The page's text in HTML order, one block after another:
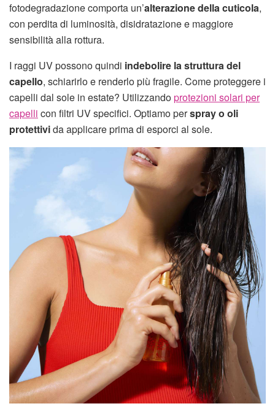
fotodegradazione comporta un’alterazione della cuticola,
con perdita di luminosità, disidratazione e maggiore
sensibilità alla rottura.
I raggi UV possono quindi indebolire la struttura del
capello, schiarirlo e renderlo più fragile. Come proteggere i
capelli dal sole in estate? Utilizzandoprotezioni solari per
capelli con filtri UV specifici. Optiamo perspray o oli
protettivida applicare prima di esporci al sole.